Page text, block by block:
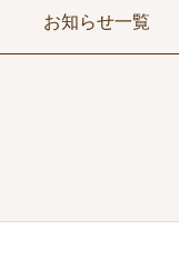
お知らせ一覧